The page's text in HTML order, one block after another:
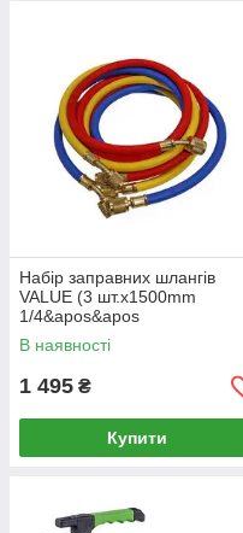
Набір заправних шлангів
VALUE (3 шт.x1500mm
1/4&apos&apos
SAEx1/4&apos&apos SAE)
для фреону R22
В наявності
1 495 ₴
Купити